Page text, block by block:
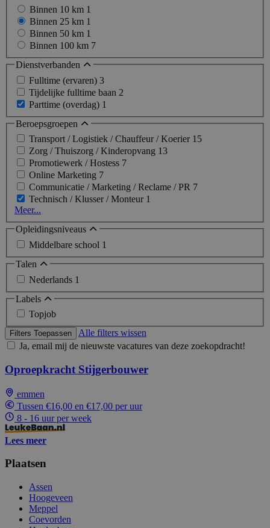
Binnen 10 km 1
Binnen 25 km 1
Binnen 50 km 1
Binnen 100 km 7
Dienstverbanden
Fulltime (ervaren) 3
Tijdelijke fulltime baan 2
Parttime (overdag) 1
Beroepsgroepen
Transport / Logistiek / Chauffeur / Koerier 15
Zorg / Thuiszorg / Kinderopvang 13
Promotiewerk / Hostess 7
Online Marketing 7
Communicatie / Marketing / Reclame / PR 7
Technisch / Klusser / Monteur 1
Meer...
Opleidingsniveaus
Middelbare school 1
Talen
Nederlands 1
Labels
Topjob
Filters Toepassen
Alle filters wissen
Ja, email mij de nieuwste vacatures van deze zoekopdracht!
Oproepkracht Stijgerbouwer
emmen
Tussen €16,00 en €17,00 per uur
8 - 16 uur per week
Lees meer
Plaatsen
Assen
Hoogeveen
Meppel
Coevorden